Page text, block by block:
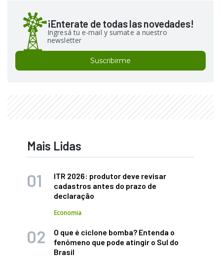
¡Enterate de todas las novedades!
Ingresá tu e-mail y sumate a nuestro
newsletter
Suscribirme
Mais Lidas
ITR 2026: produtor deve revisar
cadastros antes do prazo de
declaração
Economia
O que é ciclone bomba? Entenda o
fenômeno que pode atingir o Sul do
Brasil